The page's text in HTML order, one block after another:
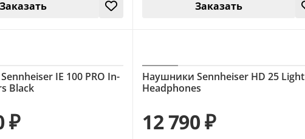
Заказать Заказать
IE 100 PRO In-
Black
₽
Наушники Sennheiser HD 25 Light
Headphones
12 790 ₽